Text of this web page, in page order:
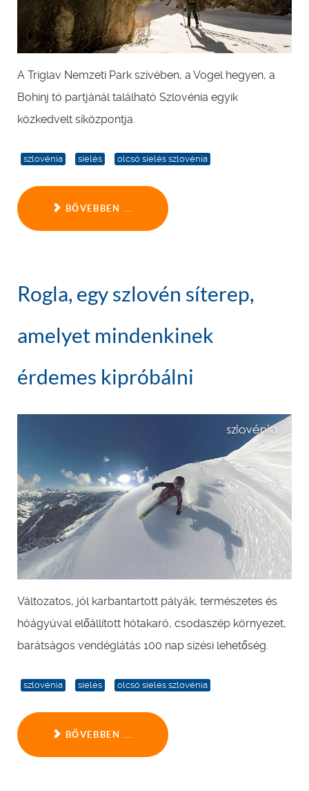
A Triglav Nemzeti Park szívében, a Vogel hegyen, a
Bohinj tó partjánál található Szlovénia egyik
közkedvelt síközpontja.
szlovénia síelés olcsó síelés szlovénia
BŐVEBBEN ...
Rogla, egy szlovén síterep,
amelyet mindenkinek
érdemes kipróbálni
Változatos, jól karbantartott pályák, természetes és
hóágyúval előállított hótakaró, csodaszép környezet,
barátságos vendéglátás 100 nap sízési lehetőség.
szlovénia síelés olcsó síelés szlovénia
BŐVEBBEN ...